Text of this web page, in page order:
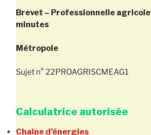
Brevet – Professionnelle agricole
minutes
Métropole
Sujet n° 22PROAGRISCMEAG1
Calculatrice autorisée
Chaine d’énergies